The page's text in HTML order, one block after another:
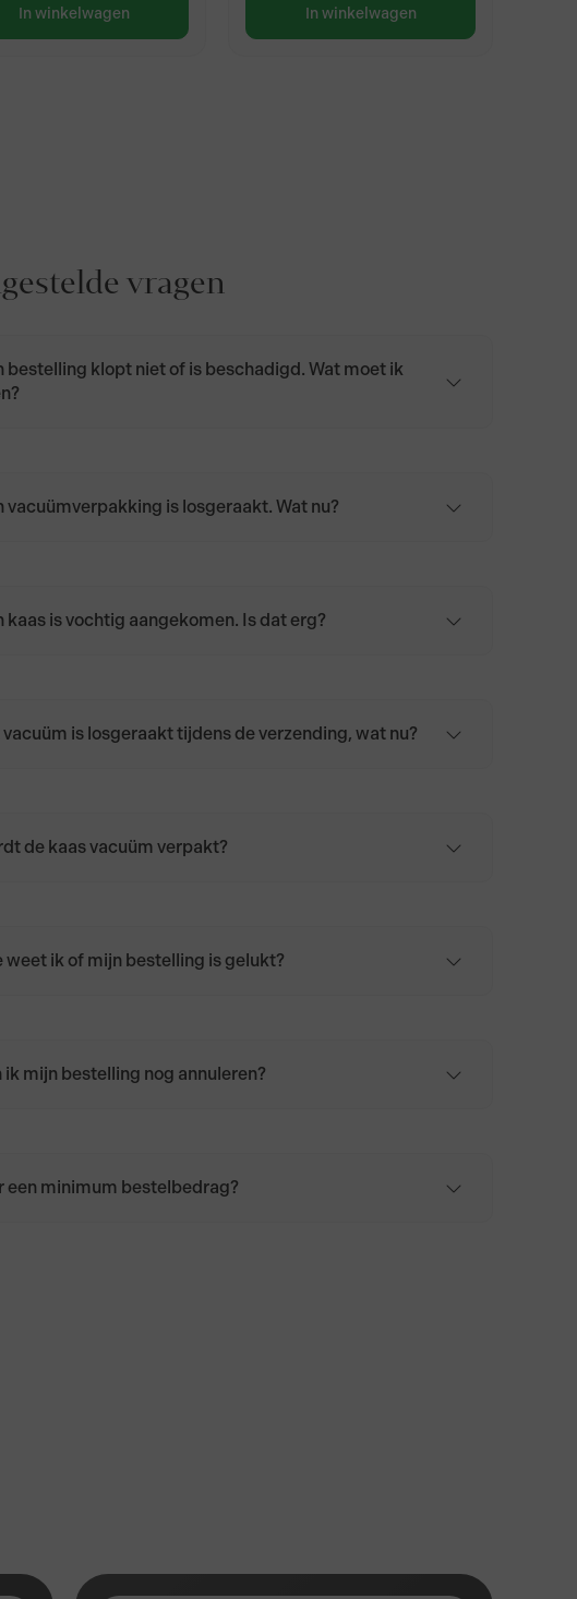
In winkelwagen In winkelwagen
vragen
bestelling klopt niet of is beschadigd. Wat moet ik
vacuümverpakking is losgeraakt. Wat nu?
kaas is vochtig aangekomen. Is dat erg?
vacuüm is losgeraakt tijdens de verzending, wat nu?
de kaas vacuüm verpakt?
weet ik of mijn bestelling is gelukt?
ik mijn bestelling nog annuleren?
een minimum bestelbedrag?